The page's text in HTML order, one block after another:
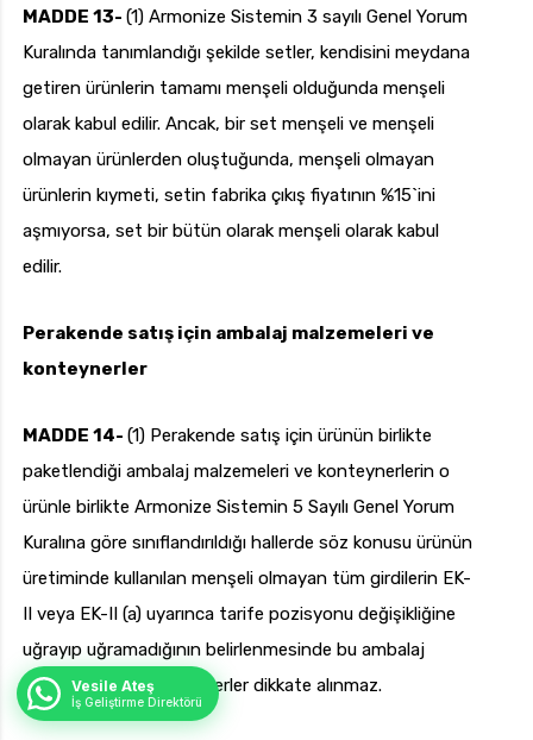
MADDE 13- (1) Armonize Sistemin 3 sayılı Genel Yorum
Kuralında tanımlandığı şekilde setler, kendisini meydana
getiren ürünlerin tamamı menşeli olduğunda menşeli
olarak kabul edilir. Ancak, bir set menşeli ve menşeli
olmayan ürünlerden oluştuğunda, menşeli olmayan
ürünlerin kıymeti, setin fabrika çıkış fiyatının %15`ini
aşmıyorsa, set bir bütün olarak menşeli olarak kabul
edilir.
Perakende satış için ambalaj malzemeleri ve
konteynerler
MADDE 14- (1) Perakende satış için ürünün birlikte
paketlendiği ambalaj malzemeleri ve konteynerlerin o
ürünle birlikte Armonize Sistemin 5 Sayılı Genel Yorum
Kuralına göre sınıflandırıldığı hallerde söz konusu ürünün
üretiminde kullanılan menşeli olmayan tüm girdilerin EK-
II veya EK-II (a) uyarınca tarife pozisyonu değişikliğine
uğrayıp uğramadığının belirlenmesinde bu ambalaj
malzemeleri ve konteynerler dikkate alınmaz.
Vesile Ateş
İş Geliştirme Direktörü